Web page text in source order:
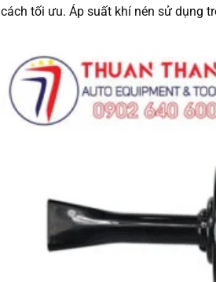
cách tối ưu. Áp suất khí nén sử dụng